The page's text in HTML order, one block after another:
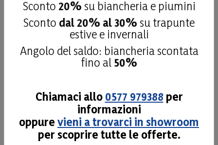
24 Luglio 2026
Personale attento in fase di ordini, anche per richieste
particolari, avevo necessità di un materasso basso su
misura per il mio camper. Mi hanno saputo consigliare
Acquirente verificato
14 Luglio 2026
Sconto 20% su biancheria e piumini
Sconto dal 20% al 30% su trapunte
estive e invernali
Angolo del saldo: biancheria scontata
fino al 50%
Chiamaci allo 0577 979388per
informazioni
oppure vieni a trovarci in showroom
per scoprire tutte le offerte.